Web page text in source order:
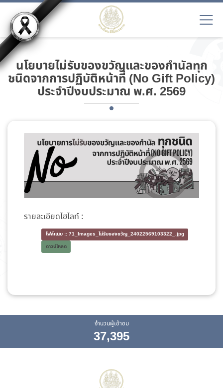
นโยบายไม่รับของขวัญและของกำนัลทุก
ชนิดจากการปฏิบัติหน้าที่ (No Gift Policy)
ประจำปีงบประมาณ พ.ศ. 2569
รายละเอียดไฮไลท์ :
ไฟล์แนบ ::71_Images_ไม่รับของขวัญ_24022569103322_.jpg
ดาวน์โหลด
จำนวนผู้เข้าชม
37,395